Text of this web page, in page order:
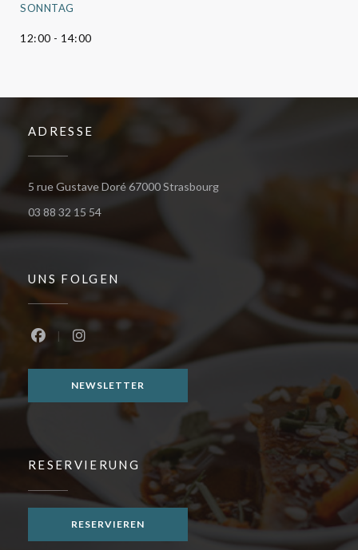
SONNTAG
12:00 - 14:00
ADRESSE
5 rue Gustave Doré 67000 Strasbourg((öffnet ein neues Fenster))
03 88 32 15 54
UNS FOLGEN
Facebook ((öffnet ein neues Fenster))
Instagram ((öffnet ein neues Fenster))
NEWSLETTER
RESERVIERUNG
RESERVIEREN